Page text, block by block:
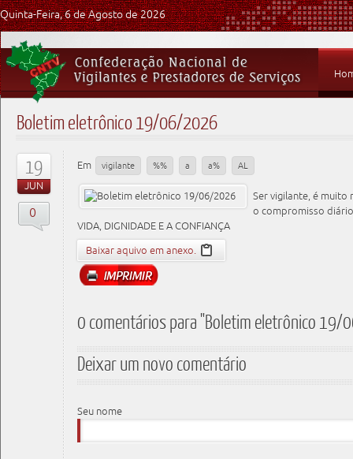
Quinta-Feira, 6 de Agosto de 2026
Boletim eletrônico 19/06/2026
19
JUN
0
Em vigilante %% a a% AL
Ser vigilante, é muito
o compromisso
VIDA, DIGNIDADE E A CONFIANÇA
Baixar aquivo em anexo.
0 comentários para "Boletim eletrônico
Deixar um novo comentário
Seu nome